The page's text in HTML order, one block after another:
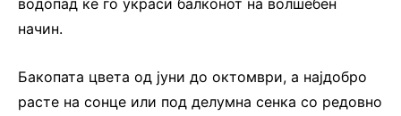
начин.
Бакопата цвета од јуни до октомври, а најдобро
расте на сонце или под делумна сенка со редовно